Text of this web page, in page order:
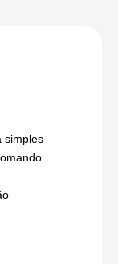
simples –